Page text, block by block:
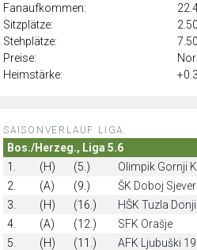
Fanaufkommen:
Sitzplätze:
Stehplätze:
Preise:
Heimstärke:
SAISONVERLAUF LIGA:
Bos./Herzeg., Liga 5.6
1.
(H) (5.) Olimpik Gornji
2.
(A) (9.) ŠK Doboj
3.
(H) (16.) HŠK Tuzla
4.
(A) (12.) SFK Orašje
5.
(H) (11.) AFK Ljubuški